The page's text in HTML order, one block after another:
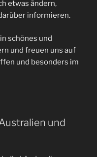
etwas ändern,
informieren.
schönes und
und freuen uns auf
und besonders im
und